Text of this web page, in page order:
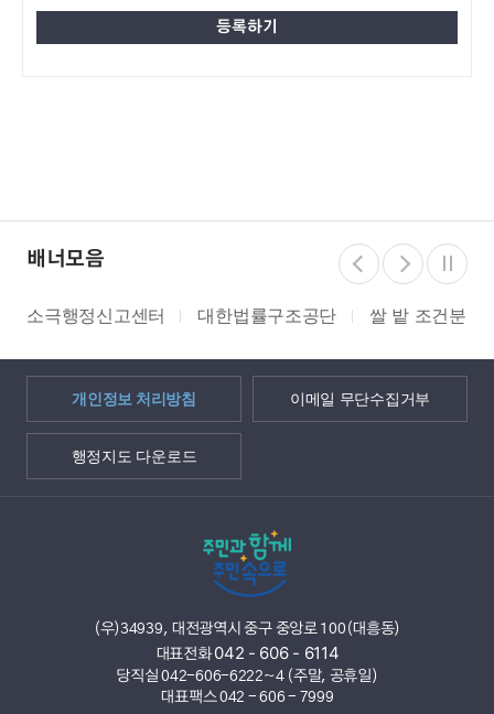
배너모음
소극행정신고센터 대한법률구조공단 쌀 밭 조건분리
개인정보 처리방침 이메일 무단수집거부
행정지도 다운로드
(우)34939, 대전광역시 중구 중앙로 100(대흥동)
대표전화042 - 606 - 6114
당직실 042-606-6222~4 (주말, 공휴일)
대표팩스 042 - 606 - 7999